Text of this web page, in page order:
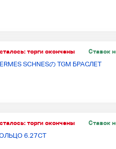
торги окончены Ставок
SCHNESの TGM БРАСЛЕТ
торги окончены Ставок
6.27CT